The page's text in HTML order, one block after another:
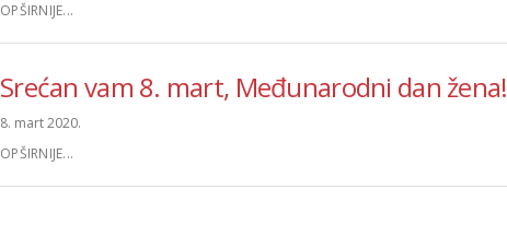
OPŠIRNIJE...
Srećan vam 8. mart, Međunarodni dan žena!
8. mart 2020.
OPŠIRNIJE...